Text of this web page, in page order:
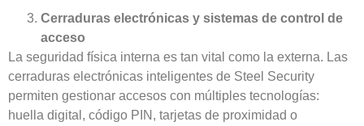
Cerraduras electrónicas y sistemas de control de
acceso
La seguridad física interna es tan vital como la externa. Las
cerraduras electrónicas inteligentes de Steel Security
permiten gestionar accesos con múltiples tecnologías:
huella digital, código PIN, tarjetas de proximidad o